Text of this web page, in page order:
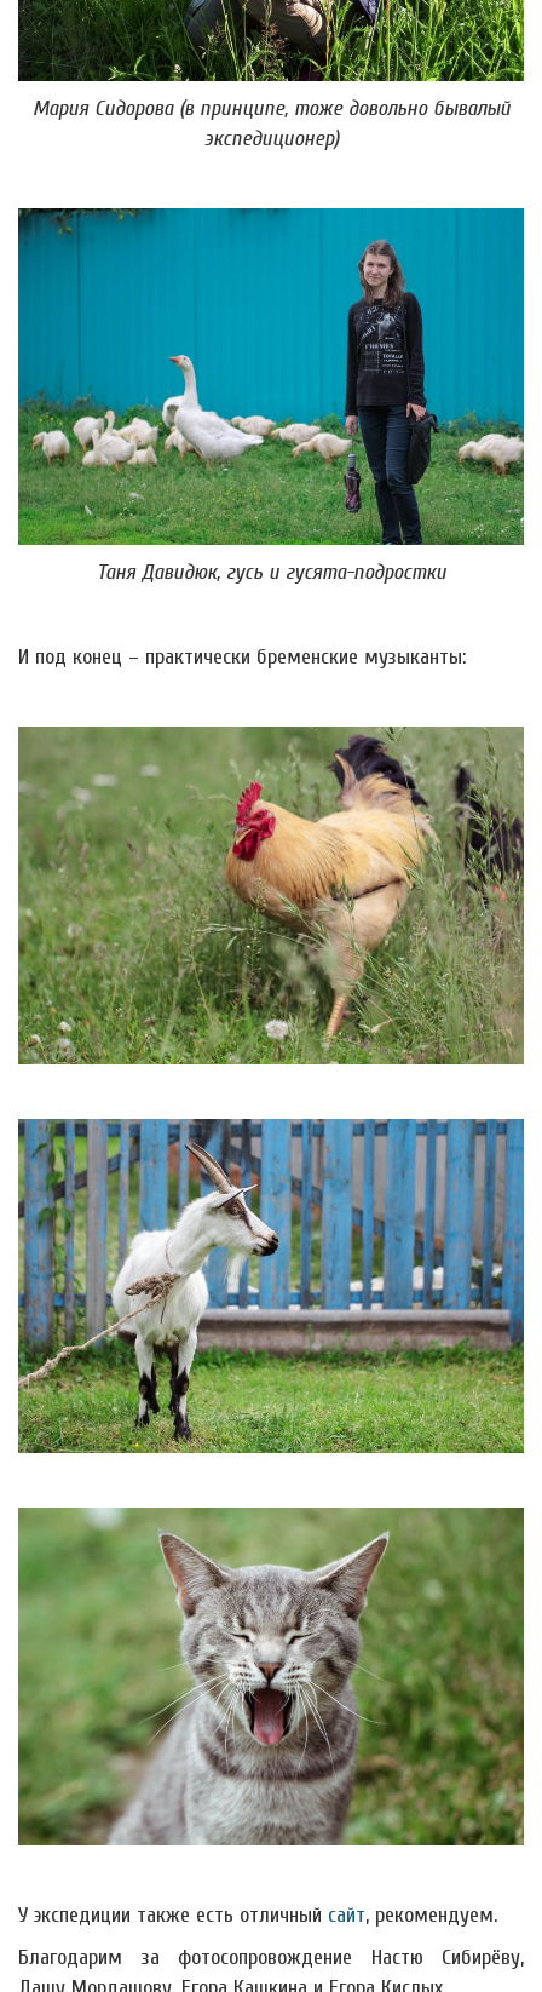
Мария Сидорова (в принципе, тоже довольно бывалый
экспедиционер)
Таня Давидюк, гусь и гусята-подростки
И под конец – практически бременские музыканты:
У экспедиции также есть отличный сайт, рекомендуем.
Благодарим за фотосопровождение Настю Сибирёву,